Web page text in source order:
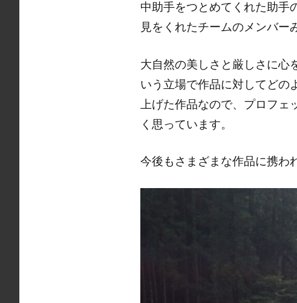
中助手をつとめてくれた助手
見をくれたチームのメンバー
大自然の美しさと厳しさに心
いう立場で作品に対してどの
上げた作品なので、プロフ
く思っています。
今後もさまざまな作品に携わ